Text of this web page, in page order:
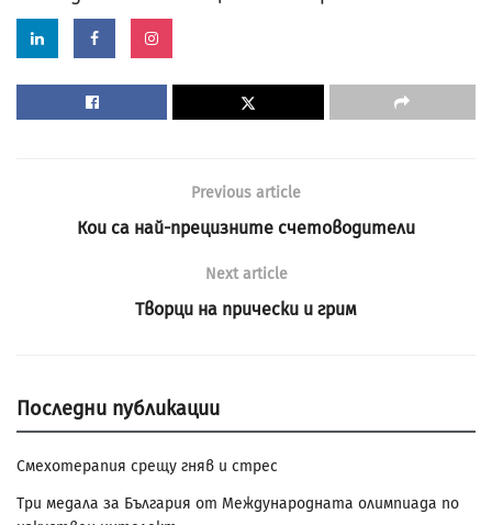
Previous article
Кои са най-прецизните счетоводители
Next article
Творци на прически и грим
Последни публикации
Смехотерапия срещу гняв и стрес
Три медала за България от Международната олимпиада по